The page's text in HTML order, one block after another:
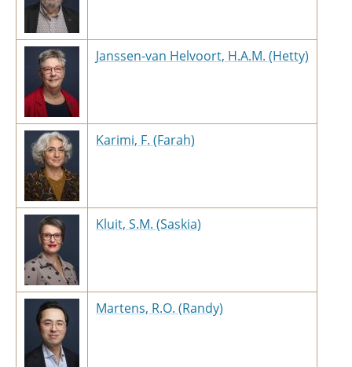
Janssen-van Helvoort, H.A.M. (Hetty)
Karimi, F. (Farah)
Kluit, S.M. (Saskia)
Martens, R.O. (Randy)